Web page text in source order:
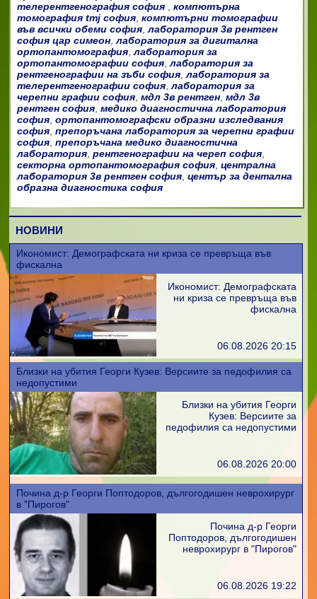
телерентгенография софия
компютърна
томография tmj софия, компютърни томографии
във всички обеми софия,лаборатория 3в рентген
софия цар симеон,лаборатория за дигитална
ортопантомография,лаборатория за
ортопантомографии софия,лаборатория за
рентгенографии на зъби софия,лаборатория за
телерентгенографии софия,лаборатория за
черепни графии софия, мдл 3в рентген, мдл 3в
рентген софия, медико диагностична лаборатория
софия, ортопантомографски образни изследвания
софия, препоръчана лаборатория за черепни графии
софия, препоръчана медико диагностична
лаборатория, рентгенографии на череп софия,
секторна ортопантомография софия, централна
лаборатория 3в рентген софия, център за дентална
образна диагностика софия
НОВИНИ
Икономист: Демографската ни криза се превръща във
фискална
Икономист: Демографската
ни криза се превръща във
фискална
06.08.2026 20:15
Близки на убития Георги Кузев: Версиите за педофилия са
недопустими
Близки на убития Георги
Кузев: Версиите за
педофилия са недопустими
06.08.2026 20:00
Почина д-р Георги Поптодоров, дългогодишен неврохирург
в "Пирогов"
Почина д-р Георги
Поптодоров, дългогодишен
неврохирург в "Пирогов"
06.08.2026 19:22